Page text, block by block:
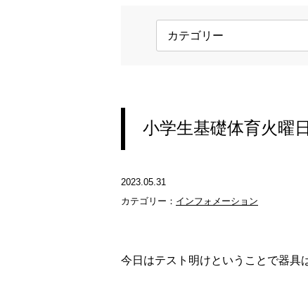
小学生基礎体育火曜
2023.05.31
カテゴリー： インフォメーション
今日はテスト明けということで器具